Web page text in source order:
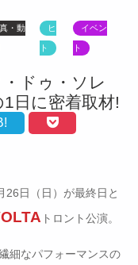
・動 ヒ
ト
イベン
ト
・ドゥ・ソレ
日に密着取材!
26日（日）が最終日と
トロント公演。
細なパフォーマンスの